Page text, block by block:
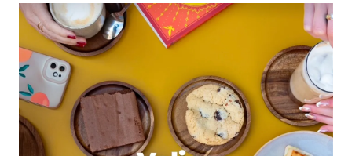
Si je gagne le package de visites, je promets
d’admirer cette œuvre de la nature après en
avoir été privé aussi longtemps avec des amis
qui seront tout aussi comblés.
Je promets de me réjouir du froid, de l’humidité
et d’avoir les yeux qui brillent comme quand
j’étais enfant en m’imaginant être une vraie
spéléologue.